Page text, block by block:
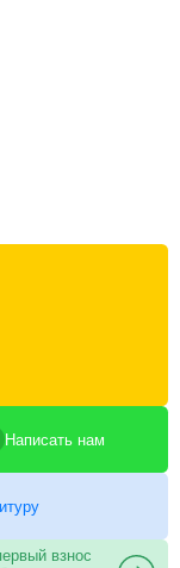
Написать нам
взнос